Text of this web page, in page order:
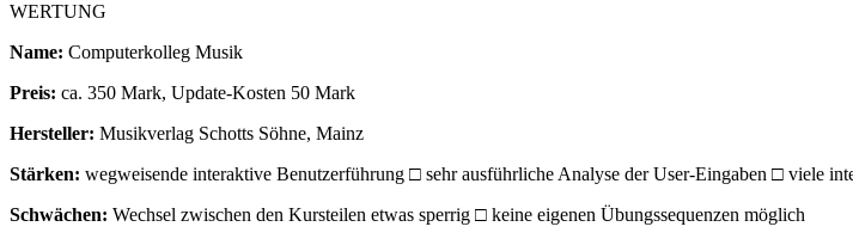
WERTUNG
Name: Computerkolleg Musik
Preis: ca. 350 Mark, Update-Kosten 50 Mark
Hersteller: Musikverlag Schotts Söhne, Mainz
Stärken: wegweisende interaktive Benutzerführung □ sehr ausführliche Analyse der User-Eingaben □ viele
Schwächen: Wechsel zwischen den Kursteilen etwas sperrig □ keine eigenen Übungssequenzen möglich